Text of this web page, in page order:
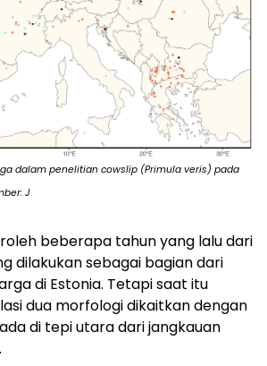
dalam penelitian cowslip (Primula veris) pada
J
beberapa tahun yang lalu dari
dilakukan sebagai bagian dari
di Estonia. Tetapi saat itu
dua morfologi dikaitkan dengan
di tepi utara dari jangkauan